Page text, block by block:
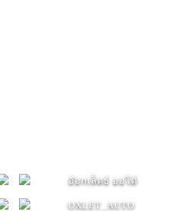
อ๊อกเล็ตธ์ ออโต้
OXLET_AUTO